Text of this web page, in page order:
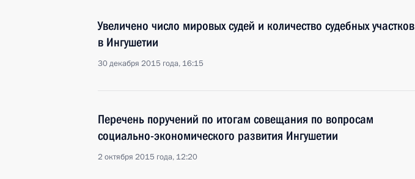
Увеличено число мировых судей и количество судебных участков
в Ингушетии
30 декабря 2015 года, 16:15
Перечень поручений по итогам совещания по вопросам
социально-экономического развития Ингушетии
2 октября 2015 года, 12:20